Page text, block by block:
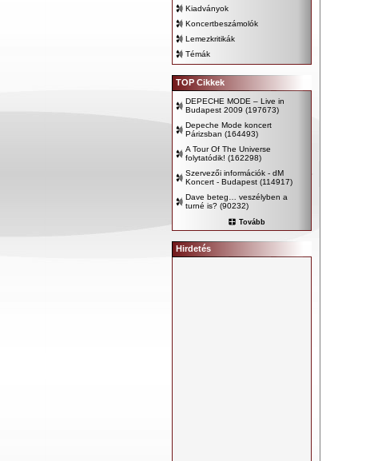
Kiadványok
Koncertbeszámolók
Lemezkritikák
Témák
TOP Cikkek
DEPECHE MODE – Live in
Budapest 2009 (197673)
Depeche Mode koncert
Párizsban (164493)
A Tour Of The Universe
folytatódik! (162298)
Szervezői információk - dM
Koncert - Budapest (114917)
Dave beteg… veszélyben a
turné is? (90232)
Tovább
Hirdetés